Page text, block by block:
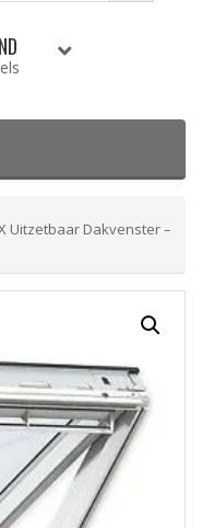
Uitzetbaar Dakvenster –